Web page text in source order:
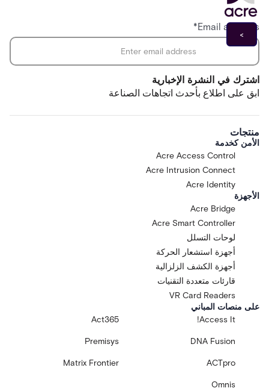
اشترك في النشرة الإخبارية
ابق على اطلاع بأحدث اتجاهات الصناعة
Email address
*
منتجات
الأمن كخدمة
Acre Access Control
Acre Intrusion Connect
Acre Identity
الأجهزة
Acre Bridge
Acre Smart Controller
لوحات التسلل
أجهزة استشعار الحركة
أجهزة الكشف الزلزالية
قارئات متعددة التقنيات
VR Card Readers
على منصات المباني
Access It!
Act365
DNA Fusion
Premisys
ACTpro
Matrix Frontier
Omnis